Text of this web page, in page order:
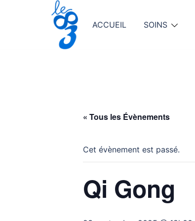
ACCUEIL SOINS
« Tous les Évènements
Cet évènement est passé.
Qi Gong